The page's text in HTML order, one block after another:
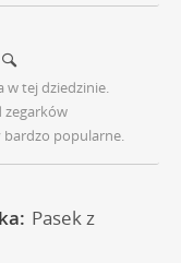
w tej dziedzinie.
zegarków
bardzo popularne.
Pasek z